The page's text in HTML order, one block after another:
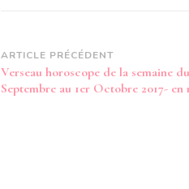
Navigation
d’article
ARTICLE PRÉCÉDENT
Verseau horoscope de la semaine
Septembre au 1er Octobre 2017-